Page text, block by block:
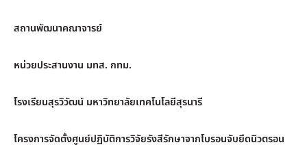
สถานพัฒนาคณาจารย์
หน่วยประสานงาน มทส. กทม.
โรงเรียนสุรวิวัฒน์ มหาวิทยาลัยเทคโนโลยีสุรนารี
โครงการจัดตั้งศูนย์ปฏิบัติการวิจัยรังสีรักษาจากโบรอนจับยึดนิวตรอน